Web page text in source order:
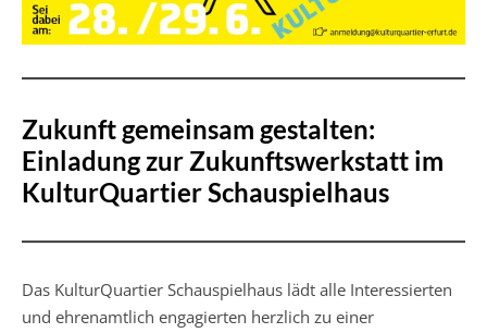
Zukunft gemeinsam gestalten:
Einladung zur Zukunftswerkstatt im
KulturQuartier Schauspielhaus
Das KulturQuartier Schauspielhaus lädt alle Interessierten
und ehrenamtlich engagierten herzlich zu einer